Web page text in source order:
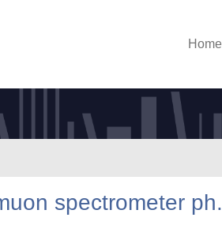
Home
spectrometer ph.